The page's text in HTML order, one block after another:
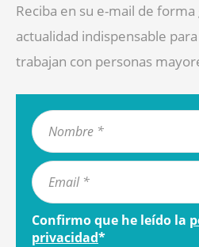
Reciba en su e-mail de
actualidad indispensable
trabajan con personas
Confirmo que he leído la
privacidad*